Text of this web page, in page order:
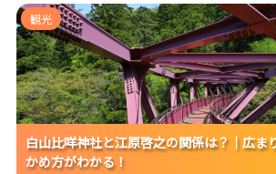
白山比咩神社と江原啓之の関係は？
と確かめ方がわかる！
白山比咩神社と江原啓之の関係は？｜広ま
かめ方がわかる！
白山比咩神社と江原啓之の関係は？｜広ま
かめ方がわかる！
白山比咩神社と江原啓之の関係は？｜広ま
かめ方がわかる！
観光